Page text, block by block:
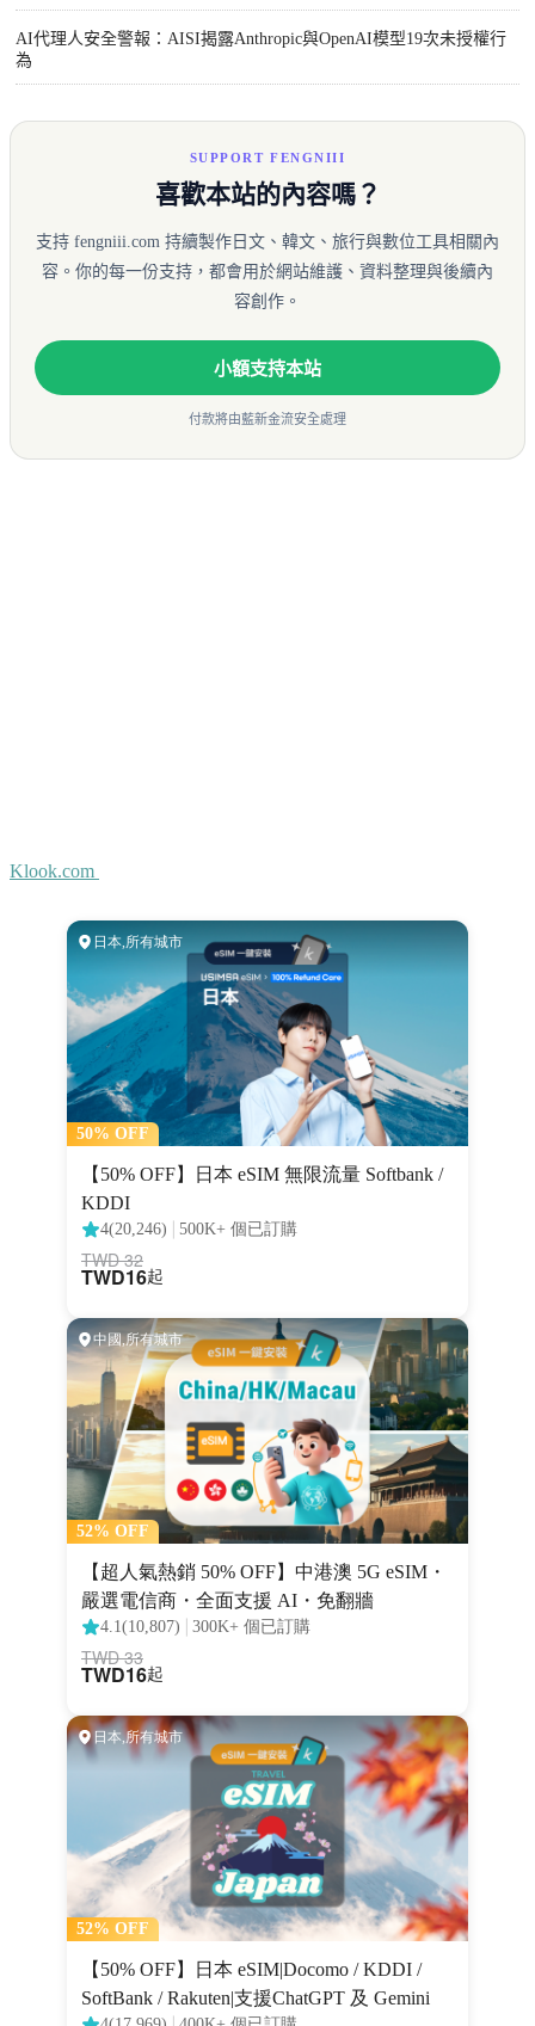
AI代理人安全警報：AISI揭露Anthropic與OpenAI模型19次未授權行
為
SUPPORT FENGNIII
喜歡本站的內容嗎？
支持 fengniii.com 持續製作日文、韓文、旅行與數位工具相關內
容。你的每一份支持，都會用於網站維護、資料整理與後續內
容創作。
小額支持本站
付款將由藍新金流安全處理
Klook.com